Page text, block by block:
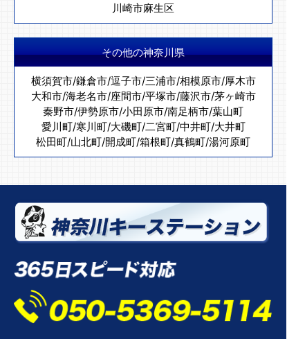
川崎市麻生区
その他の神奈川県
横須賀市/鎌倉市/逗子市/三浦市/相模原市/厚木市
大和市/海老名市/座間市/平塚市/藤沢市/茅ヶ崎市
秦野市/伊勢原市/小田原市/南足柄市/葉山町
愛川町/寒川町/大磯町/二宮町/中井町/大井町
松田町/山北町/開成町/箱根町/真鶴町/湯河原町